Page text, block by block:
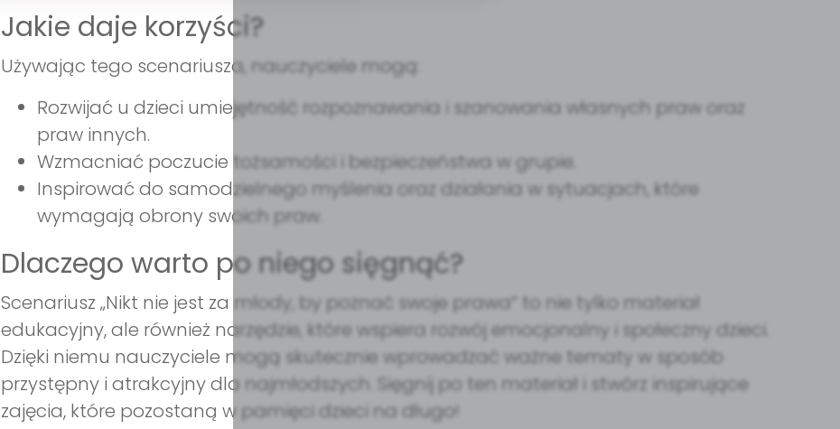
Jakie daje korzyści?
Używając tego scenariusza, nauczyciele mogą:
Rozwijać u dzieci umiejętność rozpoznawania i szanowania własnych praw oraz
praw innych.
Wzmacniać poczucie tożsamości i bezpieczeństwa w grupie.
Inspirować do samodzielnego myślenia oraz działania w sytuacjach, które
wymagają obrony swoich praw.
Dlaczego warto po niego sięgnąć?
Scenariusz „Nikt nie jest za młody, by poznać swoje prawa” to nie tylko materiał
edukacyjny, ale również narzędzie, które wspiera rozwój emocjonalny i społeczny dzieci.
Dzięki niemu nauczyciele mogą skutecznie wprowadzać ważne tematy w sposób
przystępny i atrakcyjny dla najmłodszych. Sięgnij po ten materiał i stwórz inspirujące
zajęcia, które pozostaną w pamięci dzieci na długo!